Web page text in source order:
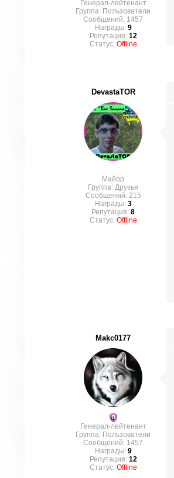
Генерал-лейтенант
Группа: Пользователи
Сообщений: 1457
Награды: 9
Репутация: 12
Статус: Offline
DevastaTOR
Майор
Группа: Друзья
Сообщений: 215
Награды: 3
Репутация: 8
Статус: Offline
Makc0177
Генерал-лейтенант
Группа: Пользователи
Сообщений: 1457
Награды: 9
Репутация: 12
Статус: Offline